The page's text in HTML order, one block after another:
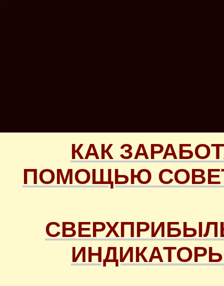
КАК
ПОМОЩЬЮ